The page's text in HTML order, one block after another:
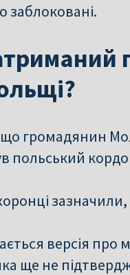
заблоковані.
що громадянин
польський
версія
ще не